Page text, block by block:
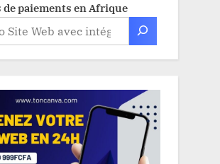
de paiements en Afrique